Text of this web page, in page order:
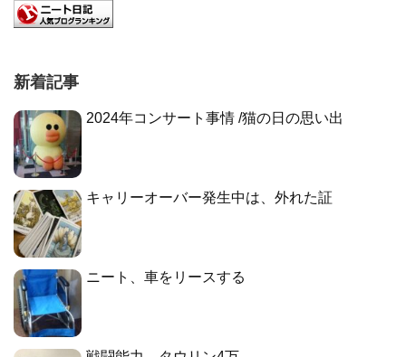
新着記事
2024年コンサート事情 /猫の日の思い出
キャリーオーバー発生中は、外れた証
ニート、車をリースする